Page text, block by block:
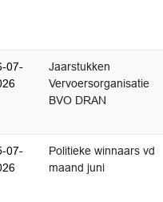
07-
Jaarstukken
Vervoersorganisatie
BVO DRAN
07-
Politieke winnaars vd
maand juni